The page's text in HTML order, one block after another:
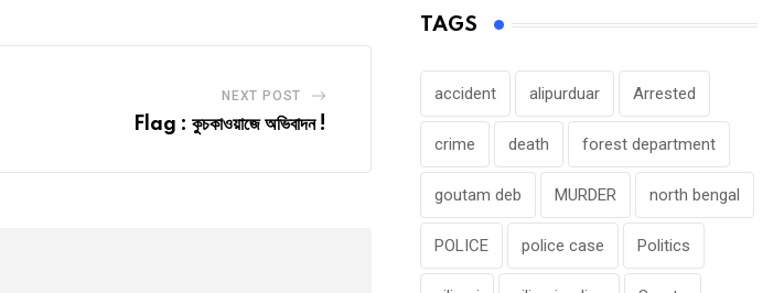
NEXT POST
Flag : কুচকাওয়াজে অভিবাদন !
TAGS
accident alipurduar Arrested
crime death forest department
goutam deb MURDER north bengal
POLICE police case Politics